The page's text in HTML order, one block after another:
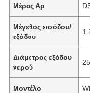
Μέρος Αρ
Μέγεθος εισόδου/
εξόδου
1
Διάμετρος εξόδου
νερού
Μοντέλο